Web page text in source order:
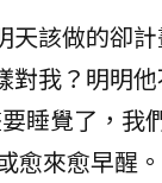
天該做的卻
對我？明明
睡覺了，我
愈來愈早醒。